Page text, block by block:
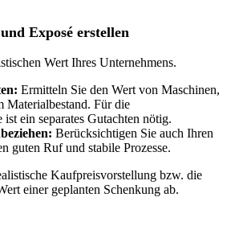
Exposé erstellen
Wert Ihres Unternehmens.
Ermitteln Sie den Wert von Maschinen,
Materialbestand. Für die
ein separates Gutachten nötig.
Berücksichtigen Sie auch Ihren
guten Ruf und stabile Prozesse.
Kaufpreisvorstellung bzw. die
einer geplanten Schenkung ab.